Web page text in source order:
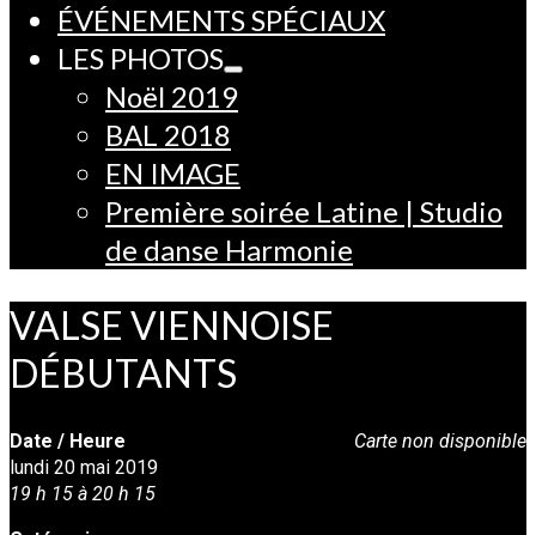
ÉVÉNEMENTS SPÉCIAUX
LES PHOTOS
Noël 2019
BAL 2018
EN IMAGE
Première soirée Latine | Studio
de danse Harmonie
VALSE VIENNOISE
DÉBUTANTS
Carte non disponible
Date / Heure
lundi 20 mai 2019
19 h 15 à 20 h 15